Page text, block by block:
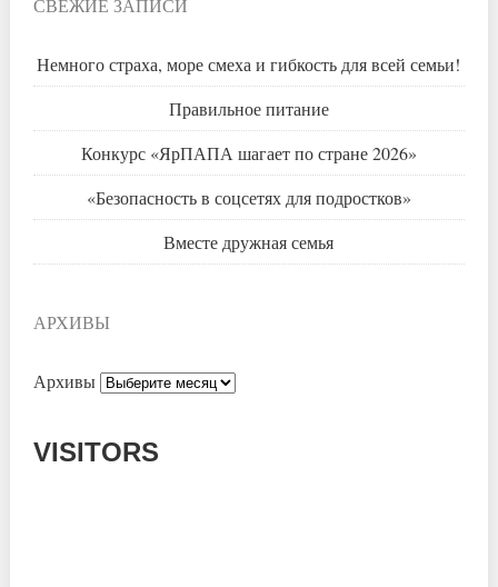
СВЕЖИЕ ЗАПИСИ
Немного страха, море смеха и гибкость для всей семьи!
Правильное питание
Конкурс «ЯрПАПА шагает по стране 2026»
«Безопасность в соцсетях для подростков»
Вместе дружная семья
АРХИВЫ
Архивы
VISITORS